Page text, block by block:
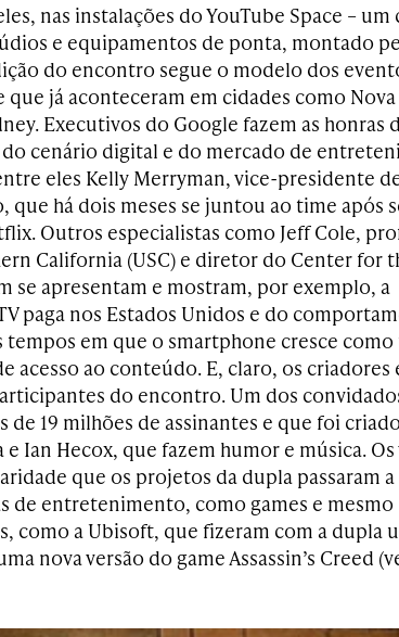
nas instalações do YouTube Space –
e equipamentos de ponta, montado
do encontro segue o modelo dos
já aconteceram em cidades como Nova
Executivos do Google fazem as honras
cenário digital e do mercado de
eles Kelly Merryman, vice-presidente
que há dois meses se juntou ao time após
Outros especialistas como Jeff Cole,
California (USC) e diretor do Center for
se apresentam e mostram, por exemplo, a
paga nos Estados Unidos e do
em que o smartphone cresce como
acesso ao conteúdo. E, claro, os criadores
do encontro. Um dos
de 19 milhões de assinantes e que foi
Ian Hecox, que fazem humor e música.
que os projetos da dupla passaram a
de entretenimento, como games e mesmo
como a Ubisoft, que fizeram com a dupla
nova versão do game Assassin’s Creed